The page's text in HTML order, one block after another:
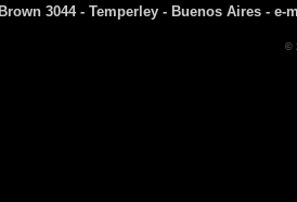
3044 - Temperley - Buenos Aires - e-
©